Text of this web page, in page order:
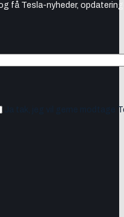
få Tesla-nyheder,
Ja tak, jeg vil gerne modtage